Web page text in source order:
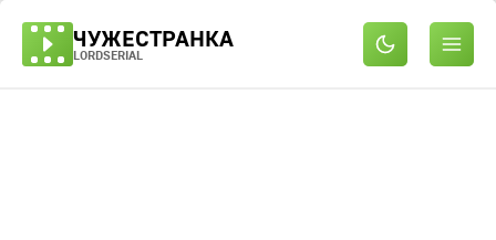
ЧУЖЕСТРАНКА
LORDSERIAL